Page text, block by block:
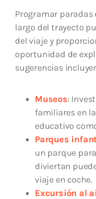
Programar paradas
largo del trayecto
del viaje y
oportunidad de
sugerencias
Museos:
familiares en
educativo
Parques
un parque
diviertan
viaje en coche.
Excursión al